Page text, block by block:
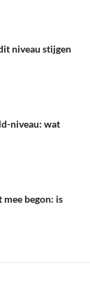
niveau stijgen
niveau: wat
begon: is